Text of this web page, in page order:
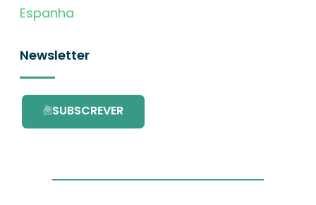
Espanha
Newsletter
SUBSCREVER